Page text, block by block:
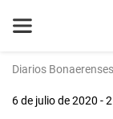
Diarios Bonaerenses
6 de julio de 2020 -